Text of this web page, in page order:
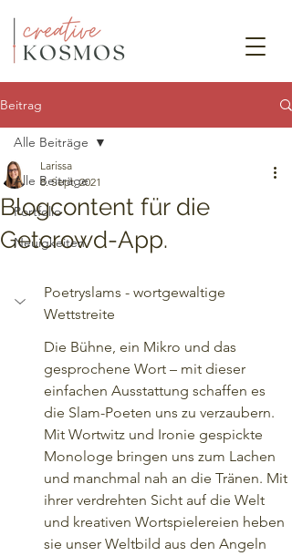
Beitrag
Alle Beiträge
Portfolio
Neuigkeiten
Alle Beiträge
Blogcontent für die
Getcrowd-App.
Larissa
8. Sept. 2021
Poetryslams - wortgewaltige
Wettstreite
Die Bühne, ein Mikro und das
gesprochene Wort – mit dieser
einfachen Ausstattung schaffen es
die Slam-Poeten uns zu verzaubern.
Mit Wortwitz und Ironie gespickte
Monologe bringen uns zum Lachen
und manchmal nah an die Tränen. Mit
ihrer verdrehten Sicht auf die Welt
und kreativen Wortspielereien heben
sie unser Weltbild aus den Angeln